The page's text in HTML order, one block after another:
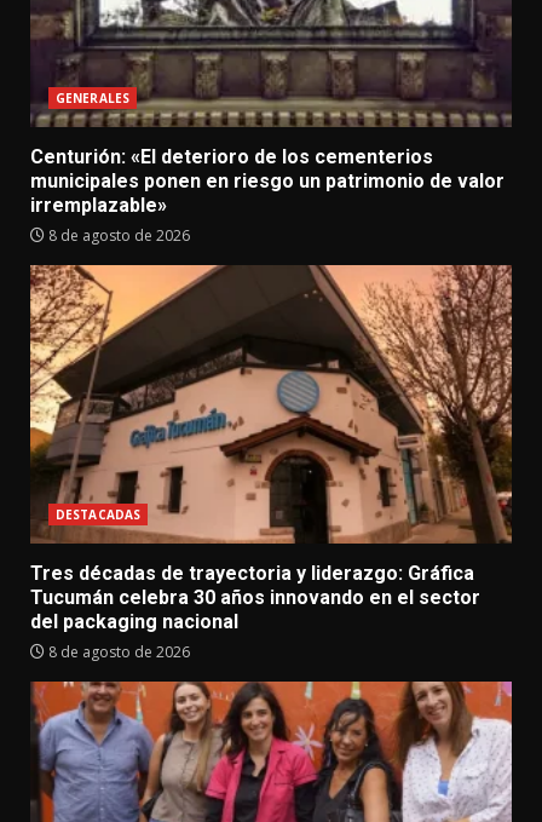
GENERALES
Centurión: «El deterioro de los cementerios
municipales ponen en riesgo un patrimonio de valor
irremplazable»
8 de agosto de 2026
DESTACADAS
Tres décadas de trayectoria y liderazgo: Gráfica
Tucumán celebra 30 años innovando en el sector
del packaging nacional
8 de agosto de 2026